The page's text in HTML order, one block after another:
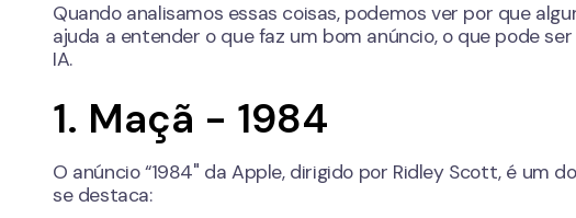
Quando analisamos essas coisas, podemos ver por que
ajuda a entender o que faz um bom anúncio, o que pode
IA.
1. Maçã - 1984
O anúncio “1984" da Apple, dirigido por Ridley Scott, é um
se destaca: